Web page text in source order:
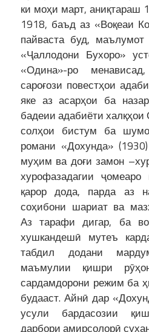
ки моҳи март, аниқтараш
1918, баъд аз «Воқеаи
пайваста буд,
«Ҷаллодони Бухоро»
«Одина»-ро
сароғози повестҳои
яке аз асарҳои ба
бадеии адабиёти
солҳои бистум ба
романи «Дохунда»
муҳим ва доғи замон
хурофазадагии
қарор дода, парда аз
соҳибони шариат ва
Аз тарафи дигар, ба
хушкандешӣ мутеъ
табдил додани
маъмулии қишри
сардамдорони режим ба
будааст. Айнӣ дар
усули бардасозии
дарбори амирсолорӣ